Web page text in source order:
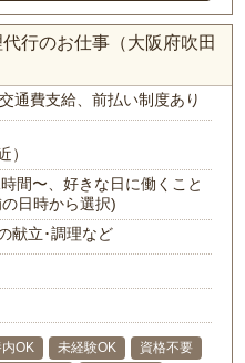
行のお仕事（大阪府吹田
交通費支給、前払い制度あり
）
間〜、好きな日に働くこと
日時から選択)
献立･調理など
OK 未経験OK
資格不要